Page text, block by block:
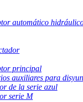
automático
principal
auxiliares para
de la serie azul
serie M